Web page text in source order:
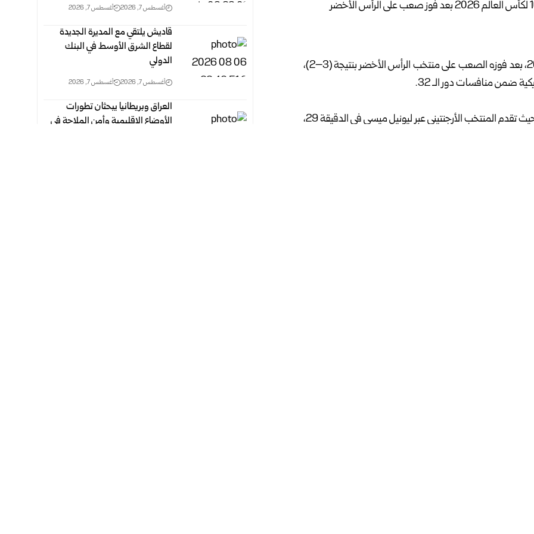
تأهل المنتخب الأرجنتيني إلى دور الـ 16 من كأس العالم 2026، بعد فوزه الصعب على منتخب الرأس الأخضر بنتيجة (3–2)،
ضمن منافسات دور الـ 32.
وشهدت المباراة مواجهة ماراثونية امتدت حتى 120 دقيقة، حيث تقدم المنتخب الأرجنتيني عبر ليونيل ميسي في الدقيقة 29،
أغسطس 7, 2026 أغسطس 7, 2026
قاديش يلتقي مع المديرة الجديدة
لقطاع الشرق الأوسط في البنك
الدولي
أغسطس 7, 2026 أغسطس 7, 2026
العراق وبريطانيا يبحثان تطورات
الأوضاع الإقليمية وأمن الملاحة في